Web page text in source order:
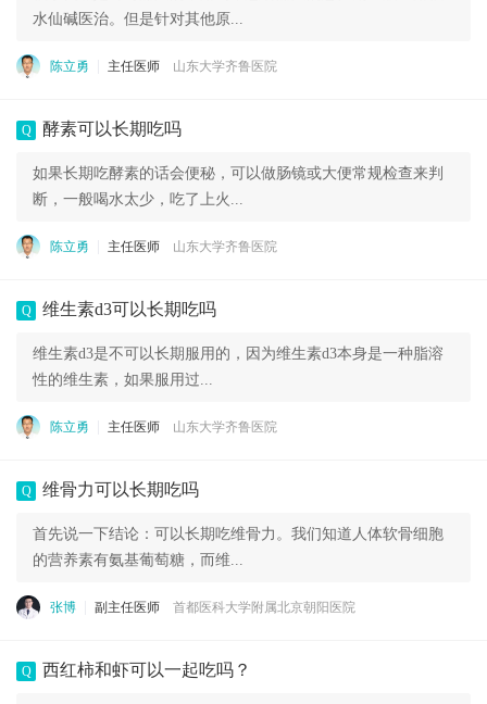
水仙碱医治。但是针对其他原...
陈立勇 主任医师 山东大学齐鲁医院
Q 酵素可以长期吃吗
如果长期吃酵素的话会便秘，可以做肠镜或大便常规检查来判
断，一般喝水太少，吃了上火...
陈立勇 主任医师 山东大学齐鲁医院
Q 维生素d3可以长期吃吗
维生素d3是不可以长期服用的，因为维生素d3本身是一种脂溶
性的维生素，如果服用过...
陈立勇 主任医师 山东大学齐鲁医院
Q 维骨力可以长期吃吗
首先说一下结论：可以长期吃维骨力。我们知道人体软骨细胞
的营养素有氨基葡萄糖，而维...
张博 副主任医师 首都医科大学附属北京朝阳医院
Q 西红柿和虾可以一起吃吗？